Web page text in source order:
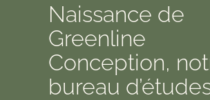
Naissance de
Greenline
Conception,
bureau